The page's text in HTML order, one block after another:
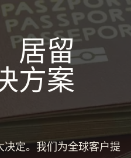
居留
方案
定。我们为全球客户提